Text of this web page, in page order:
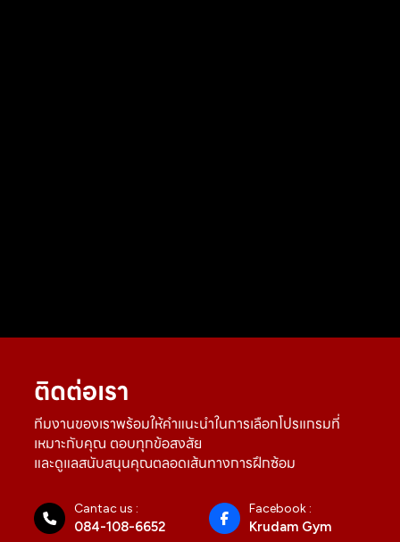
ติดต่อเรา
ทีมงานของเราพร้อมให้คำแนะนำในการเลือกโปรแกรมที่
เหมาะกับคุณ ตอบทุกข้อสงสัย
และดูแลสนับสนุนคุณตลอดเส้นทางการฝึกซ้อม
Cantac us :
084-108-6652
Facebook :
Krudam Gym